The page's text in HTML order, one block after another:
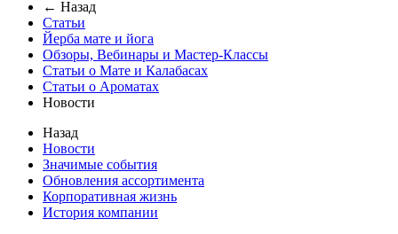
← Назад
Статьи
Йерба мате и йога
Обзоры, Вебинары и Мастер-Классы
Статьи о Мате и Калабасах
Статьи о Ароматах
Новости
Назад
Новости
Значимые события
Обновления ассортимента
Корпоративная жизнь
История компании